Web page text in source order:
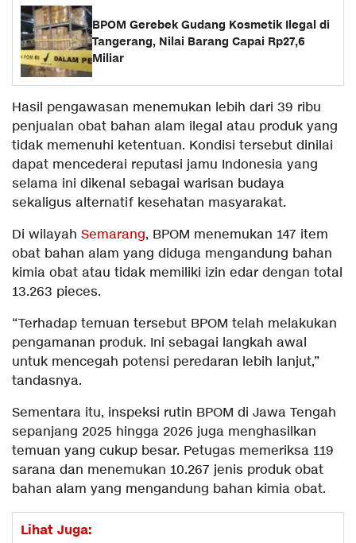
BPOM Gerebek Gudang Kosmetik Ilegal di
Tangerang, Nilai Barang Capai Rp27,6
Miliar
Hasil pengawasan menemukan lebih dari 39 ribu
penjualan obat bahan alam ilegal atau produk yang
tidak memenuhi ketentuan. Kondisi tersebut dinilai
dapat mencederai reputasi jamu Indonesia yang
selama ini dikenal sebagai warisan budaya
sekaligus alternatif kesehatan masyarakat.
Di wilayah Semarang, BPOM menemukan 147 item
obat bahan alam yang diduga mengandung bahan
kimia obat atau tidak memiliki izin edar dengan total
13.263 pieces.
“Terhadap temuan tersebut BPOM telah melakukan
pengamanan produk. Ini sebagai langkah awal
untuk mencegah potensi peredaran lebih lanjut,”
tandasnya.
Sementara itu, inspeksi rutin BPOM di Jawa Tengah
sepanjang 2025 hingga 2026 juga menghasilkan
temuan yang cukup besar. Petugas memeriksa 119
sarana dan menemukan 10.267 jenis produk obat
bahan alam yang mengandung bahan kimia obat.
Lihat Juga: